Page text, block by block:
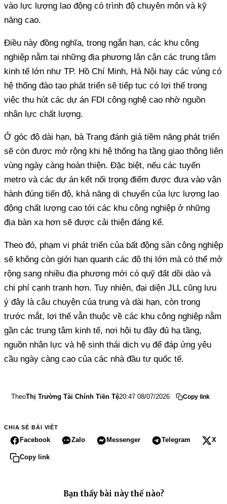
vào lực lượng lao động có trình độ chuyên môn và kỹ
năng cao.
Điều này đồng nghĩa, trong ngắn hạn, các khu công
nghiệp nằm tại những địa phương lân cận các trung tâm
kinh tế lớn như TP. Hồ Chí Minh, Hà Nội hay các vùng có
hệ thống đào tạo phát triển sẽ tiếp tục có lợi thế trong
việc thu hút các dự án FDI công nghệ cao nhờ nguồn
nhân lực chất lượng.
Ở góc độ dài hạn, bà Trang đánh giá tiềm năng phát triển
sẽ còn được mở rộng khi hệ thống hạ tầng giao thông liên
vùng ngày càng hoàn thiện. Đặc biệt, nếu các tuyến
metro và các dự án kết nối trọng điểm được đưa vào vận
hành đúng tiến độ, khả năng di chuyển của lực lượng lao
động chất lượng cao tới các khu công nghiệp ở những
địa bàn xa hơn sẽ được cải thiện đáng kể.
Theo đó, phạm vi phát triển của bất động sản công nghiệp
sẽ không còn giới hạn quanh các đô thị lớn mà có thể mở
rộng sang nhiều địa phương mới có quỹ đất dồi dào và
chi phí cạnh tranh hơn. Tuy nhiên, đại diện JLL cũng lưu
ý đây là câu chuyện của trung và dài hạn, còn trong
trước mắt, lợi thế vẫn thuộc về các khu công nghiệp nằm
gần các trung tâm kinh tế, nơi hội tụ đầy đủ hạ tầng,
nguồn nhân lực và hệ sinh thái dịch vụ để đáp ứng yêu
cầu ngày càng cao của các nhà đầu tư quốc tế.
TheoThị Trường Tài Chính Tiền Tệ20:47 08/07/2026 Copy link
CHIA SẺ BÀI VIẾT
Facebook Zalo Messenger Telegram X
Copy link
Bạn thấy bài này thế nào?